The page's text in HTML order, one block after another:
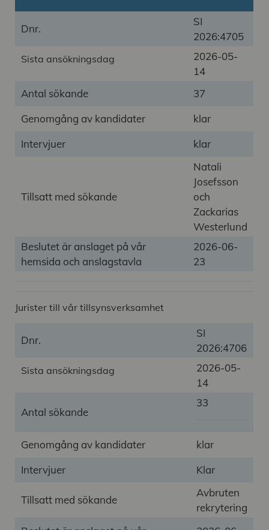
Dnr.
SI
2026:4705
Sista ansökningsdag
2026-05-
14
Antal sökande
37
Genomgång av kandidater
klar
Intervjuer
klar
Tillsatt med sökande
Natali
Josefsson
och
Zackarias
Westerlund
Beslutet är anslaget på vår
hemsida och anslagstavla
2026-06-
23
Jurister till vår tillsynsverksamhet
Dnr.
SI
2026:4706
Sista ansökningsdag
2026-05-
14
Antal sökande
33
Genomgång av kandidater
klar
Intervjuer
Klar
Tillsatt med sökande
Avbruten
rekrytering